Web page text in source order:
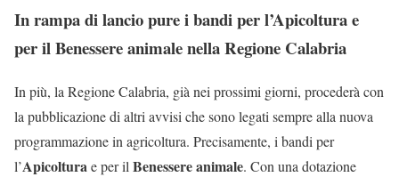
In rampa di lancio pure i bandi per l’Apicoltura e
per il Benessere animale nella Regione Calabria
In più, la Regione Calabria, già nei prossimi giorni, procederà con
la pubblicazione di altri avvisi che sono legati sempre alla nuova
programmazione in agricoltura. Precisamente, i bandi per
l’Apicolturae per il Benessere animale. Con una dotazione